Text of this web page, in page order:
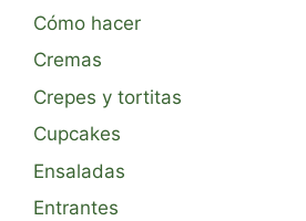
Cómo hacer
Cremas
Crepes y tortitas
Cupcakes
Ensaladas
Entrantes